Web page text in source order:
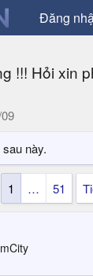
Đăng
!!! Hỏi xin
này.
1 … 51